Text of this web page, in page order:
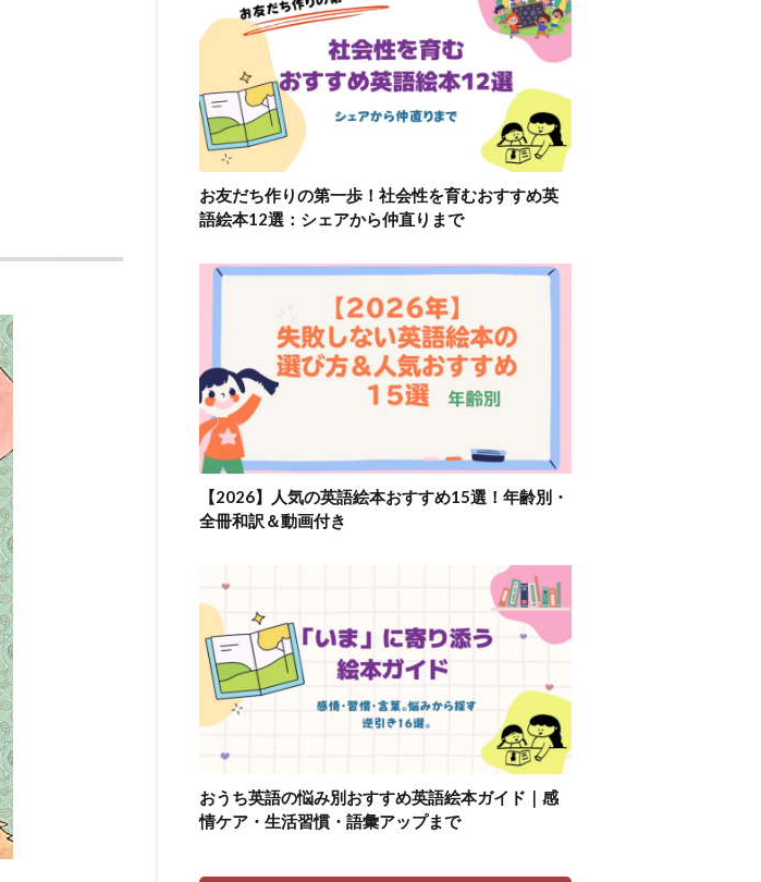
お友だち作りの第一歩！社会性を育むおすすめ英
語絵本12選：シェアから仲直りまで
【2026】人気の英語絵本おすすめ15選！年齢別・
全冊和訳＆動画付き
おうち英語の悩み別おすすめ英語絵本ガイド｜感
情ケア・生活習慣・語彙アップまで